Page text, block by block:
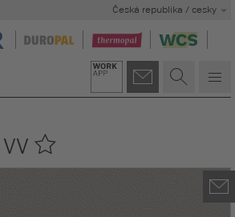
Česká republika / cesky
VV